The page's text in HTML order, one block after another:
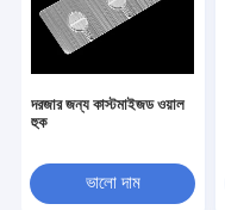
দরজার জন্য কাস্টমাইজড ওয়াল
হুক
ভালো দাম